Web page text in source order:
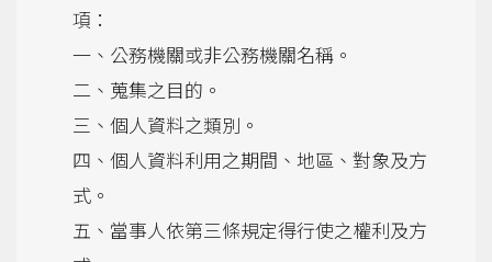
項：
一、公務機關或非公務機關名稱。
二、蒐集之目的。
三、個人資料之類別。
四、個人資料利用之期間、地區、對象及方
式。
五、當事人依第三條規定得行使之權利及方